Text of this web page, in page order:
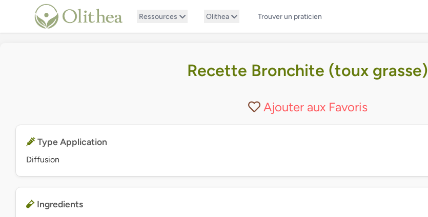
Ressources Olithea Trouver un praticien
Recette Bronchite (toux grasse)
Ajouter aux Favoris
Type Application
Diffusion
Ingredients